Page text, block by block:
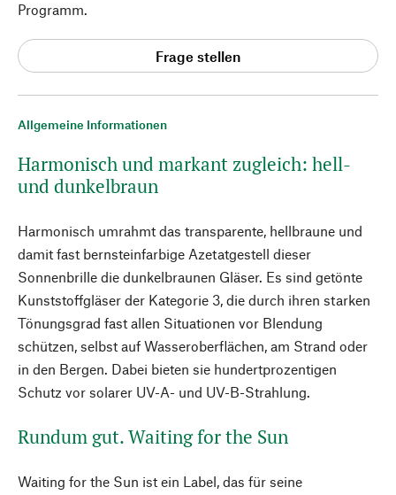
Allgemeine Informationen
Harmonisch und markant zugleich: hell-
und dunkelbraun
Harmonisch umrahmt das transparente, hellbraune und
damit fast bernsteinfarbige Azetatgestell dieser
Sonnenbrille die dunkelbraunen Gläser. Es sind getönte
Kunststoffgläser der Kategorie 3, die durch ihren starken
Tönungsgrad fast allen Situationen vor Blendung
schützen, selbst auf Wasseroberflächen, am Strand oder
in den Bergen. Dabei bieten sie hundertprozentigen
Schutz vor solarer UV-A- und UV-B-Strahlung.
Rundum gut. Waiting for the Sun
Waiting for the Sun ist ein Label, das für seine
Programm.
Frage stellen